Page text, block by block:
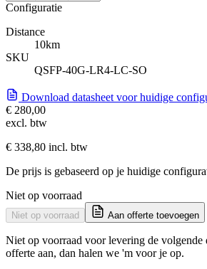
Configuratie
Distance
10km
SKU
QSFP-40G-LR4-LC-SO
Download datasheet voor huidige
€ 280,00
excl. btw
€ 338,80 incl. btw
De prijs is gebaseerd op je huidige
Niet op voorraad
Niet op voorraad Aan offerte toevoegen
Niet op voorraad voor levering de
offerte aan, dan halen we 'm voor je op.